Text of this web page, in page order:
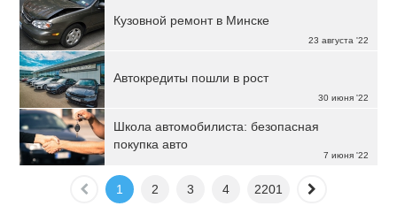
23 августа '22
Кузовной ремонт в Минске
30 июня '22
Автокредиты пошли в рост
7 июня '22
Школа автомобилиста: безопасная
покупка авто
1 2 3 4 2201